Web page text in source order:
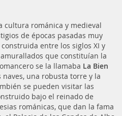
cultura románica y medieval
de épocas pasadas muy
entre los siglos XI y
que constituían la
se la llamaba La Bien
una robusta torre y la
se pueden visitar las
bajo el reinado de
románicas, que dan la fama